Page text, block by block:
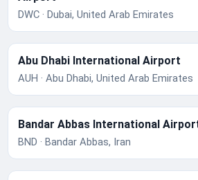
DWC · Dubai, United Arab Emirates
Abu Dhabi International Airport
AUH · Abu Dhabi, United Arab Emirates
Bandar Abbas International
BND · Bandar Abbas, Iran